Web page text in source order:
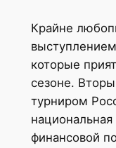
Крайне
которые
сезоне.
турниром
финансовой